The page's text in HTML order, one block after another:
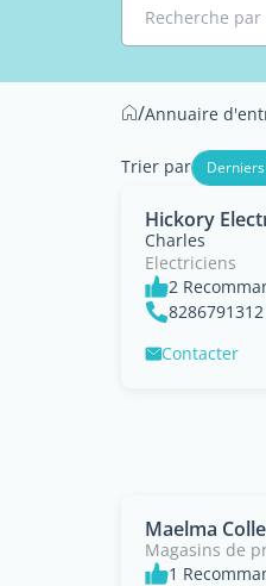
Recherche
/Annuaire
Trier par
Hickory
Charles
Electriciens
2
8286791312
Contacter
Maelma
Magasins de
1